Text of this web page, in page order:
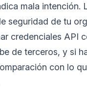
mala intención.
seguridad de tu
credenciales API
de terceros, y si
con lo